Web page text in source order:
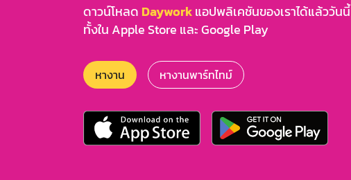
ดาวน์โหลด Dayworkแอปพลิเคชันของเราได้แล้ววันนี้
ทั้งใน Apple Store และ Google Play
หางาน หางานพาร์ทไทม์